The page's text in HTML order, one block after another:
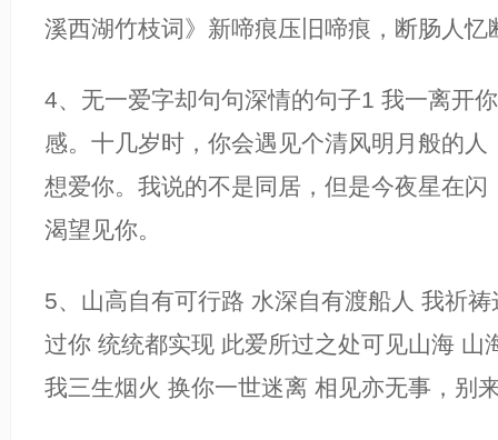
溪西湖竹枝词》新啼痕压旧啼痕，断肠人忆
4、无一爱字却句句深情的句子1 我一离开
感。十几岁时，你会遇见个清风明月般的人
想爱你。我说的不是同居，但是今夜星在闪
渴望见你。
5、山高自有可行路 水深自有渡船人 我祈
过你 统统都实现 此爱所过之处可见山海 山
我三生烟火 换你一世迷离 相见亦无事，别